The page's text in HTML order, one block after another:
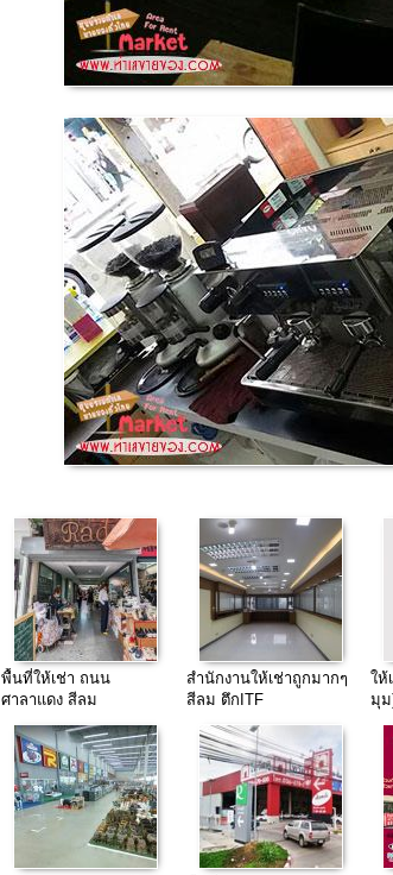
พื้นที่ให้เช่า ถนน
ศาลาแดง สีลม
สำนักงานให้เช่าถูกมากๆ
สีลม ตึกITF
ให้
มุม